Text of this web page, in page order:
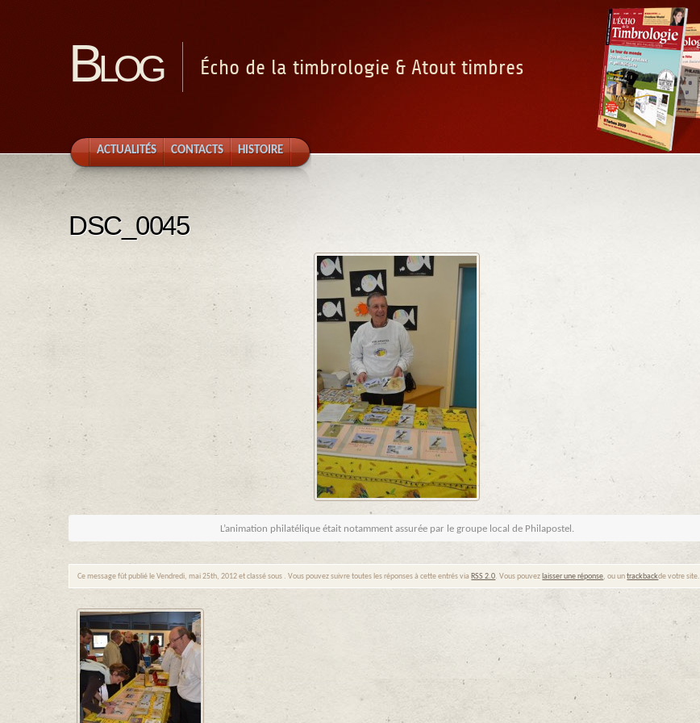
Blog Écho de la timbrologie & Atout timbres
ACTUALITÉS CONTACTS HISTOIRE
DSC_0045
L’animation philatélique était notamment assurée par le groupe local de Philapostel.
Ce message fût publié le Vendredi, mai 25th, 2012 et classé sous . Vous pouvez suivre toutes les réponses à cette entrés via RSS 2.0. Vous pouvez laisser une réponse, ou untrackbackde votre site.